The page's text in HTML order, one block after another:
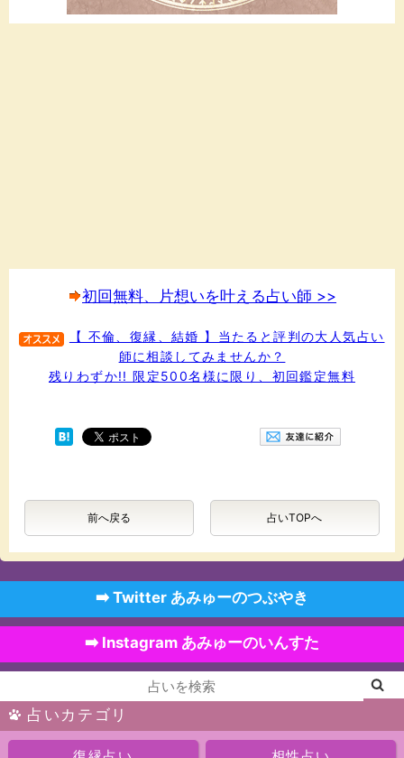
初回無料、片想いを叶える占い師 >>
【 不倫、復縁、結婚 】当たると評判の大人気占い
師に相談してみませんか？
残りわずか!! 限定500名様に限り、初回鑑定無料
前へ戻る 占いTOPへ
➡️ Twitter あみゅーのつぶやき
➡️ Instagram あみゅーのいんすた
占いカテゴリ